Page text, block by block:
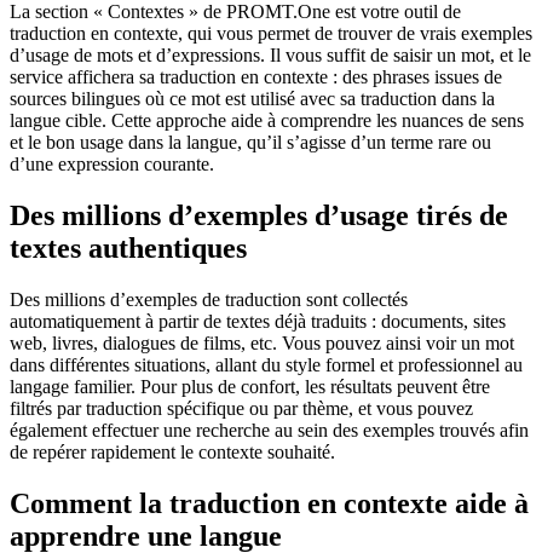
La section « Contextes » de PROMT.One est votre outil de
traduction en contexte, qui vous permet de trouver de vrais exemples
d’usage de mots et d’expressions. Il vous suffit de saisir un mot, et le
service affichera sa traduction en contexte : des phrases issues de
sources bilingues où ce mot est utilisé avec sa traduction dans la
langue cible. Cette approche aide à comprendre les nuances de sens
et le bon usage dans la langue, qu’il s’agisse d’un terme rare ou
d’une expression courante.
Des millions d’exemples d’usage tirés de
textes authentiques
Des millions d’exemples de traduction sont collectés
automatiquement à partir de textes déjà traduits : documents, sites
web, livres, dialogues de films, etc. Vous pouvez ainsi voir un mot
dans différentes situations, allant du style formel et professionnel au
langage familier. Pour plus de confort, les résultats peuvent être
filtrés par traduction spécifique ou par thème, et vous pouvez
également effectuer une recherche au sein des exemples trouvés afin
de repérer rapidement le contexte souhaité.
Comment la traduction en contexte aide à
apprendre une langue